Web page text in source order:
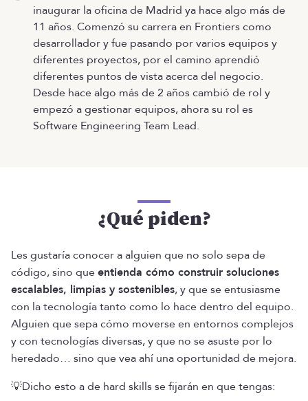
inaugurar la oficina de Madrid ya hace algo más de
11 años. Comenzó su carrera en Frontiers como
desarrollador y fue pasando por varios equipos y
diferentes proyectos, por el camino aprendió
diferentes puntos de vista acerca del negocio.
Desde hace algo más de 2 años cambió de rol y
empezó a gestionar equipos, ahora su rol es
Software Engineering Team Lead.
¿Qué piden?
Les gustaría conocer a alguien que no solo sepa de
código, sino queentienda cómo construir soluciones
escalables, limpias y sostenibles, y que se entusiasme
con la tecnología tanto como lo hace dentro del equipo.
Alguien que sepa cómo moverse en entornos complejos
y con tecnologías diversas, y que no se asuste por lo
heredado… sino que vea ahí una oportunidad de mejora.
💡Dicho esto a de hard skills se fijarán en que tengas: